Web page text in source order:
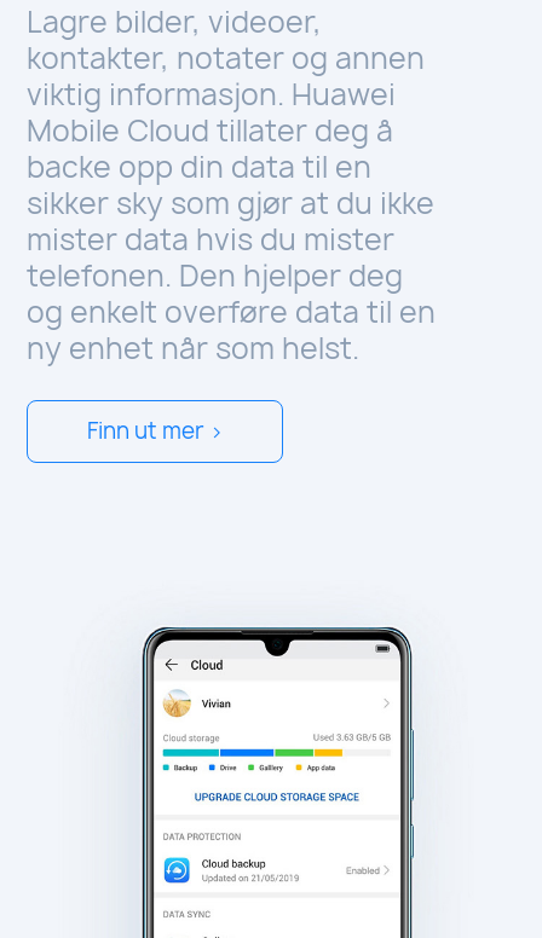
Lagre bilder, videoer,
kontakter, notater og annen
viktig informasjon. Huawei
Mobile Cloud tillater deg å
backe opp din data til en
sikker sky som gjør at du ikke
mister data hvis du mister
telefonen. Den hjelper deg
og enkelt overføre data til en
ny enhet når som helst.
Finn ut mer >